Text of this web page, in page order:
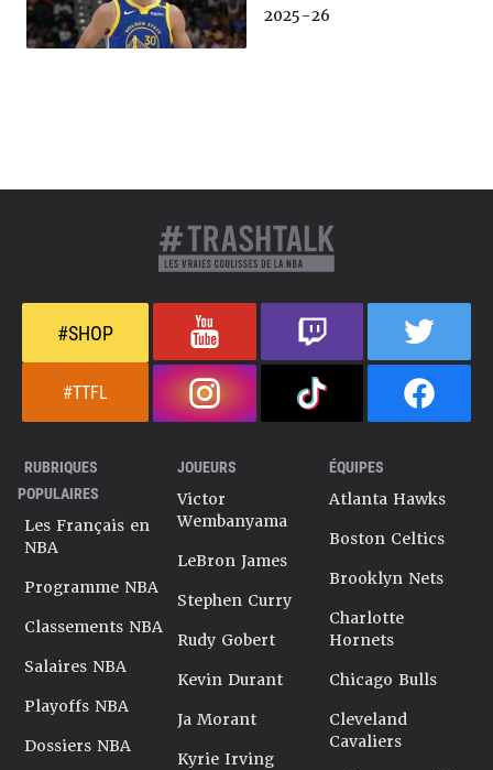
2025-26
#SHOP
#TTFL
RUBRIQUES
POPULAIRES
Les Français en
NBA
Programme NBA
Classements NBA
Salaires NBA
Playoffs NBA
Dossiers NBA
JOUEURS
Victor
Wembanyama
LeBron James
Stephen Curry
Rudy Gobert
Kevin Durant
Ja Morant
Kyrie Irving
ÉQUIPES
Atlanta Hawks
Boston Celtics
Brooklyn Nets
Charlotte
Hornets
Chicago Bulls
Cleveland
Cavaliers